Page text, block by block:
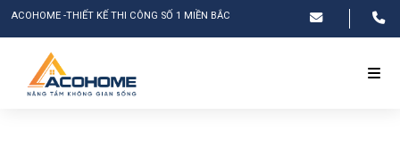
ACOHOME -THIẾT KẾ THI CÔNG SỐ 1 MIỀN BẮC